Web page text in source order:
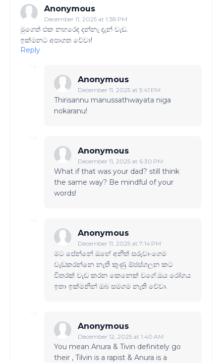
Anonymous
December 11, 2025 at 1:38 PM
මුගෙත් එක නහරෙද දන්නෑ දැන් වැඩ.
ඉක්මනට අපාගත වේවා!
Reply
Anonymous
December 11, 2025 at 5:41 PM
Thirisannu manussathwayata niga
nokaranu!
Anonymous
December 11, 2025 at 6:30 PM
What if that was your dad? still think
the same way? Be mindful of your
words!
Anonymous
December 11, 2025 at 7:14 PM
මට පේන්නේ ඔහේ අනිත් සරුවාංගෙම
වැඩකරන්නෙ නැති කුණු ඕජස්ගලන කට
විතරක් වැඩ කරන කෙනෙක් වගේ.ඔය රෝගය
ඉතා ඉක්මනින් ඔබ සමගම නැති වේවා.
Anonymous
December 12, 2025 at 1:40 AM
You mean Anura & Tivin definitely go
their , Tilvin is a rapist & Anura is a